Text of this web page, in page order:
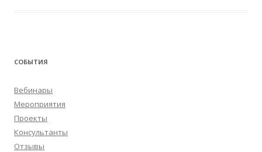
СОБЫТИЯ
Вебинары
Мероприятия
Проекты
Консультанты
Отзывы